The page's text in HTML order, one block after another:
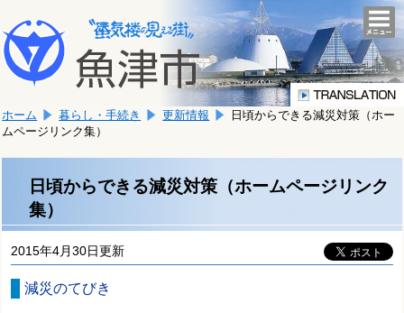
文
へ
移
ま
す。
こ
か
文
で
す。
ホーム 暮らし・手続き 更新情報
日頃からできる減災対策（ホー
ムページリンク集）
日頃からできる減災対策（ホームページリンク
集）
2015年4月30日更新
減災のてびき